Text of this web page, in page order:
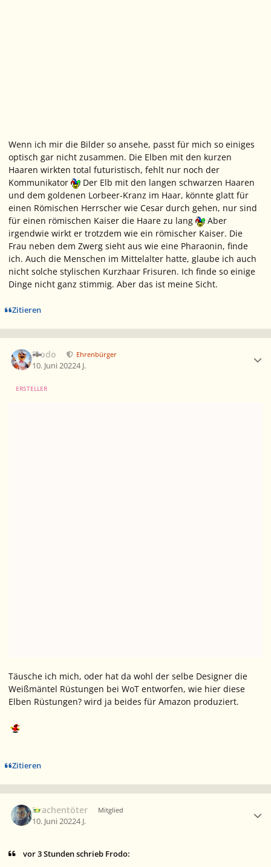
Wenn ich mir die Bilder so ansehe, passt für mich so einiges
optisch gar nicht zusammen. Die Elben mit den kurzen
Haaren wirkten total futuristisch, fehlt nur noch der
Kommunikator
Der Elb mit den langen schwarzen Haaren
und dem goldenen Lorbeer-Kranz im Haar, könnte glatt für
einen Römischen Herrscher wie Cesar durch gehen, nur sind
für einen römischen Kaiser die Haare zu lang
Aber
irgendwie wirkt er trotzdem wie ein römischer Kaiser. Die
Frau neben dem Zwerg sieht aus wie eine Pharaonin, finde
ich. Auch die Menschen im Mittelalter hatte, glaube ich auch
nicht solche stylischen Kurzhaar Frisuren. Ich finde so einige
Dinge nicht ganz stimmig. Aber das ist meine Sicht.
Zitieren
Frodo Ehrenbürger
10. Juni 20224 J.
ERSTELLER
Täusche ich mich, oder hat da wohl der selbe Designer die
Weißmäntel Rüstungen bei WoT entworfen, wie hier diese
Elben Rüstungen? wird ja beides für Amazon produziert.
Zitieren
Drachentöter Mitglied
10. Juni 20224 J.
vor 3 Stunden schrieb Frodo: